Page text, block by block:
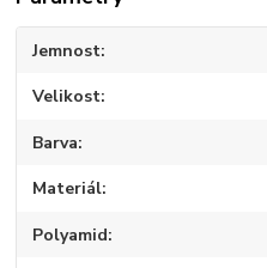
Jemnost
Velikost
Barva
Materiál
Polyamid